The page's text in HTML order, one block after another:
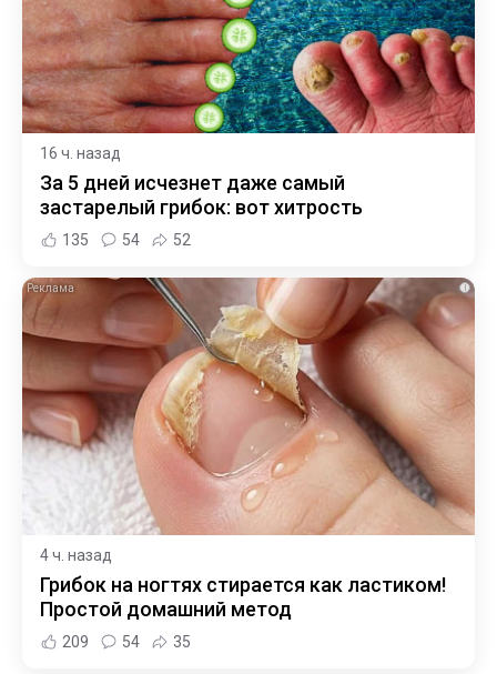
16 ч. назад
За 5 дней исчезнет даже самый
застарелый грибок: вот хитрость
135 54 52
i
4 ч. назад
Грибок на ногтях стирается как ластиком!
Простой домашний метод
209 54 35